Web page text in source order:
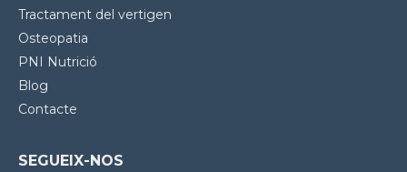
Tractament del vertigen
Osteopatia
PNI Nutrició
Blog
Contacte
SEGUEIX-NOS